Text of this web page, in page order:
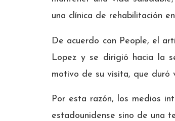
una clínica de rehabilitación
De acuerdo con People, el
Lopez y se dirigió hacia la
motivo de su visita, que duró
Por esta razón, los medios
estadounidense sino de una